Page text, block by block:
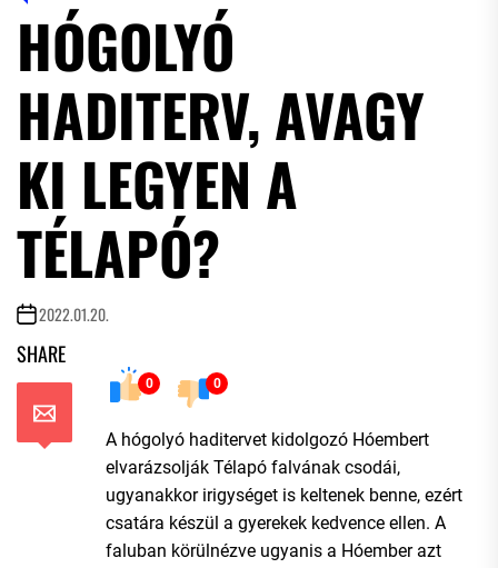
HÓGOLYÓ
HADITERV, AVAGY
KI LEGYEN A
TÉLAPÓ?
2022.01.20.
SHARE
0 0
A hógolyó haditervet kidolgozó Hóembert
elvarázsolják Télapó falvának csodái,
ugyanakkor irigységet is keltenek benne, ezért
csatára készül a gyerekek kedvence ellen. A
faluban körülnézve ugyanis a Hóember azt